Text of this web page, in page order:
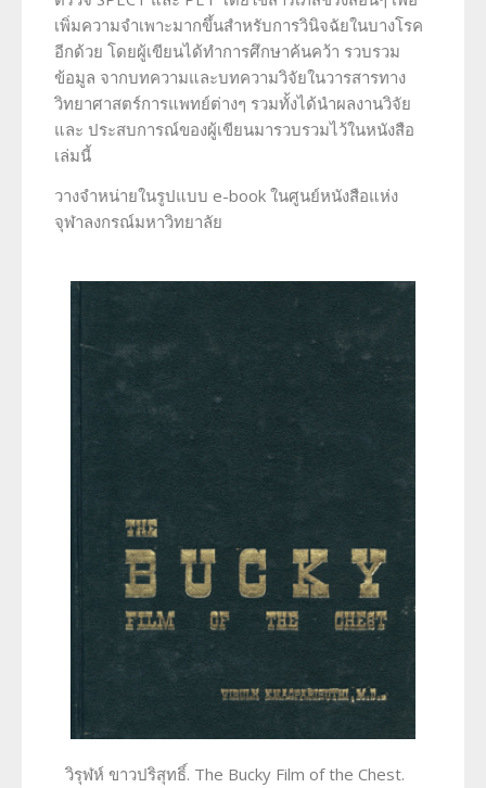
เพิ่มความจำเพาะมากขึ้นสำหรับการวินิจฉัยในบางโรค
อีกด้วย โดยผู้เขียนได้ทำการศึกษาค้นคว้า รวบรวม
ข้อมูล จากบทความและบทความวิจัยในวารสารทาง
วิทยาศาสตร์การแพทย์ต่างๆ รวมทั้งได้นำผลงานวิจัย
และ ประสบการณ์ของผู้เขียนมารวบรวมไว้ในหนังสือ
เล่มนี้
วางจำหน่ายในรูปแบบ e-book ในศูนย์หนังสือแห่ง
จุฬาลงกรณ์มหาวิทยาลัย
วิรุฬห์ ขาวปริสุทธิ์. The Bucky Film of the Chest.